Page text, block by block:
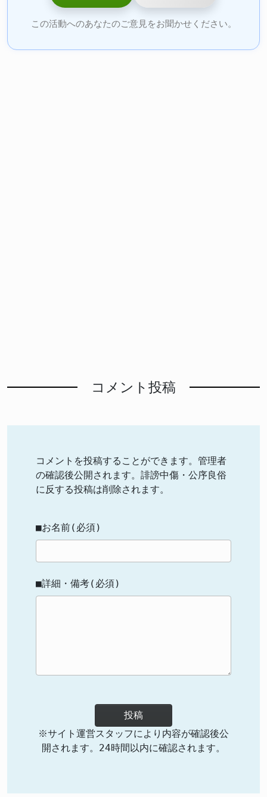
この活動へのあなたのご意見をお聞かせください。
コメント投稿
コメントを投稿することができます。管理者
の確認後公開されます。誹謗中傷・公序良俗
に反する投稿は削除されます。
■お名前(必須)
■詳細・備考(必須)
投稿
※サイト運営スタッフにより内容が確認後公
開されます。24時間以内に確認されます。